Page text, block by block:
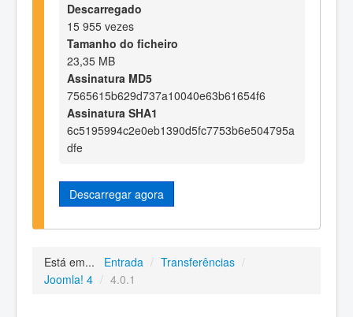
Descarregado
15 955 vezes
Tamanho do ficheiro
23,35 MB
Assinatura MD5
7565615b629d737a10040e63b61654f6
Assinatura SHA1
6c5195994c2e0eb1390d5fc7753b6e504795a
dfe
Descarregar agora
Está em... Entrada / Transferências /
Joomla! 4 / 4.0.1